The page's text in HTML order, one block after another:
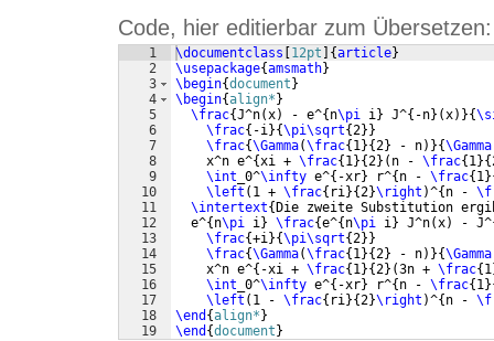
Code, hier editierbar zum Übersetzen:
1
2
3
4
5
6
7
8
9
10
11
12
13
14
15
16
17
18
19
\documentclass 12pt {article}
\usepackage{amsmath}
\begin{document }
\begin{align* }
\frac{J^n(x) - e^{ n\pi i} J^{ -n} (x)}{
\frac{ -i}{\pi\sqrt{2}}
\frac{\Gamma(\frac{ 1}{2} - n)}{\Gamma
    x^n e^
{xi + \frac{ 1}{2} ( n - \frac{ 1}{
\int _0^\infty e^{ -xr} r^{ n - \frac{ 1}
\left ( 1 + \frac{ ri}{2}\right )^{ n -
\intertext{ Die zweite Substitution
  e^
{ n\pi i} \frac{e^{ n\pi i} J^n(x) - J^
\frac{+i}{\pi\sqrt{2}}
\frac{\Gamma(\frac{ 1}{2} - n)}{\Gamma
    x^n e^
{ -xi + \frac{ 1}{2} (3n + \frac{ 1
\int _0^\infty e^{ -xr} r^{ n - \frac{ 1}
\left ( 1 - \frac{ ri}{2}\right )^{ n -
\end {align* }
\end {document }